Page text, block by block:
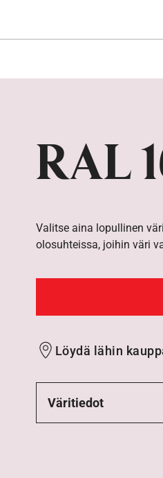
RAL
Valitse aina lopullinen
olosuhteissa, joihin väri
Löydä lähin
Väritiedot